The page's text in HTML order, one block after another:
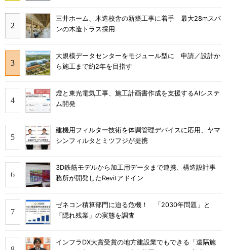
三井ホーム、木造校舎の新築工事に着手 最大28mスパ
ンの木造トラス採用
大規模データセンターをモジュール型に 申請／設計か
ら施工まで約2年を目指す
燈と東光電気工事、施工計画書作成を支援するAIシステ
ム開発
建機用フィルター技術を体調管理デバイスに応用、ヤマ
シンフィルタとミツフジが提携
3D鉄筋モデルから加工用データまで連携、構造設計事
務所が開発したRevitアドイン
ゼネコン積算部門に迫る危機！ 「2030年問題」と
「隠れ残業」の実態を調査
インフラDX大賞受賞の地方建設業でもできる「遠隔施